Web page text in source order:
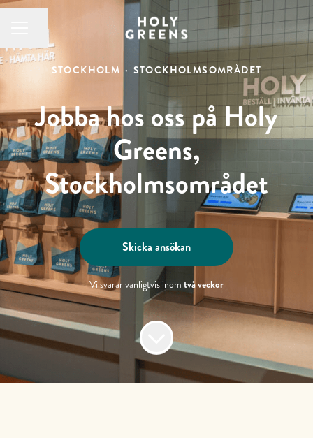
KARRIÄRMENY
Dela sidan
STOCKHOLM · STOCKHOLMSOMRÅDET
Jobba hos oss på Holy
Greens,
Stockholmsområdet
Skicka ansökan
Vi svarar vanligtvis inom två veckor